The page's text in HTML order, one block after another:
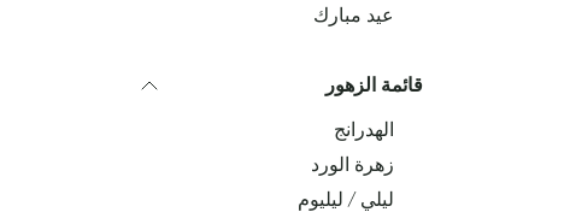
عيد مبارك
قائمة الزهور
الهدرانج
زهرة الورد
ليلي / ليليوم